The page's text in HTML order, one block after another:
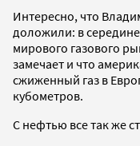
Интересно, что
доложили: в
мирового газового
замечает и что
сжиженный газ в
кубометров.
С нефтью все так же